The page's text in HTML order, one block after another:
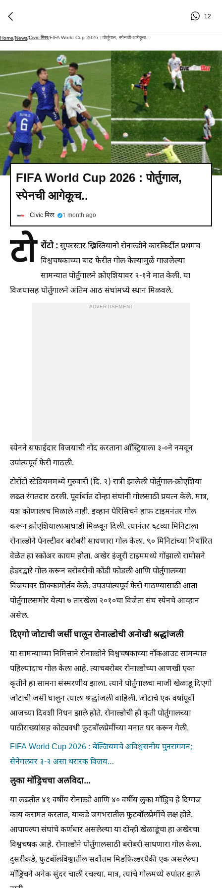
12
Home/News/Civic मिरर/FIFA World Cup 2026 : पोर्तुगाल, स्पेनची आगेकूच..
FIFA World Cup 2026 : पोर्तुगाल,
स्पेनची आगेकूच..
Civic मिरर 1 month ago
टो रोंटो :सुपरस्टार ख्रिस्तियानो रोनाल्डोने कारकिर्दीत प्रथमच
विश्वचषकाच्या बाद फेरीत गोल केल्यामुळे गाजलेल्या
सामन्यात पोर्तुगालने क्रोएशियावर २-१ने मात केली. या
विजयासह पोर्तुगालने अंतिम आठ संघांमध्ये स्थान मिळवले.
ADVERTISEMENT
स्पेनने सफाईदार विजयाची नोंद करताना ऑस्ट्रियाला ३-०ने नमवून
उपांत्यपूर्व फेरी गाठली.
टोरोंटो स्टेडियममध्ये गुरुवारी (दि. २) रात्री झालेली पोर्तुगाल-क्रोएशिया
लढत रंगतदार ठरली. पूर्वार्धात दोन्हा संघांनी गोलसाठी प्रयत्न केले. मात्र,
यश कोणालाच मिळाले नाही. इव्हान पेरिसिचने हाफ टाइमनंतर गोल
करून क्रोएशियालाआघाडी मिळवून दिली. त्यानंतर ६८व्या मिनिटाला
रोनाल्डोने पेनल्टीवर बरोबरी साधणारा गोल केला. ९० मिनिटांच्या निर्धारित
वेळेत हा स्कोअर कायम होता. अखेर इंजुरी टाइममध्ये गोंझालो रामोसने
हेडरद्वारे गोल करून बरोबरीची कोंडी फोडली आणि पोर्तुगालच्या
विजयावर शिक्कामोर्तब केले. उपउपांत्यपूर्व फेरी गाठण्यासाठी आता
पोर्तुगालसमोर येत्या ७ तारखेला २०१०चा विजेता संघ स्पेनचे आव्हान
असेल.
दिएगो जोटाची जर्सी घालून रोनाल्डोची अनोखी श्रद्धांजली
या सामन्याच्या निमित्ताने रोनाल्डोने विश्वचषकाच्या नॉकआउट सामन्यात
पहिल्यांदाच गोल केला आहे. त्याचबरोबर रोनाल्डोच्या आणखी एका
कृतीने हा सामना संस्मरणीय झाला. त्याने पोर्तुगालचा माजी खेळाडू दिएगो
जोटाची जर्सी घालून त्याला श्रद्धांजली वाहिली. जोटाचे एक वर्षापूर्वी
आजच्या दिवशी निधन झाले होते. रोनाल्डोची ही कृती पोर्तुगालच्या
पाठीराख्यांसह कोट्यवधी फुटबाॅलप्रेमींच्या मनात घर करून गेली.
FIFA World Cup 2026 : बेल्जियमचे अविश्वसनीय पुनरागमन;
सेनेगलवर ३-२ असा थरारक विजय…
लुका माॅड्रिचचा अलविदा…
या लढतीत ४१ वर्षीय रोनाल्डो आणि ४० वर्षीय लुका माॅड्रिच हे दिग्गज
काय करामत करतात, याकडे जगभरातील फुटबाॅलप्रेमींचे लक्ष होते.
आपापल्या संघांचे कर्णधार असलेल्या या दोन्ही खेळाडूंचा हा अखेरचा
विश्वचषक आहे. रोनाल्डोने पोर्तुगालसाठी बरोबरी साधणारा गोल केला.
दुसरीकडे, फुटबाॅलविश्वातील सर्वोत्तम मिडफिल्डरपैकी एक असलेल्या
माॅड्रिचने अनेक सुंदर चाली रचल्या. मात्र, त्यांचे गोलमध्ये रुपांतर झाले